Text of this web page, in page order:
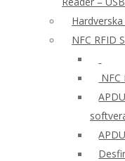
NFC RFID
NFC